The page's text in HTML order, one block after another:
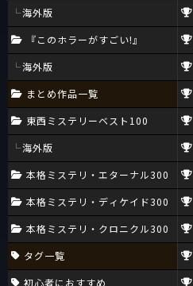
海外版
『このホラーがすごい!』
海外版
まとめ作品一覧
東西ミステリーベスト100
海外版
本格ミステリ・エターナル300
本格ミステリ・ディケイド300
本格ミステリ・クロニクル300
タグ一覧
初心者におすすめ